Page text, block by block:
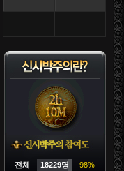
전체 18229명
98%